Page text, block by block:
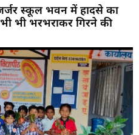
स्कूल भवन में हादसे का
भी भरभराकर गिरने की